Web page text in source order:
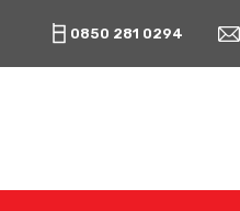
0850 281 0294